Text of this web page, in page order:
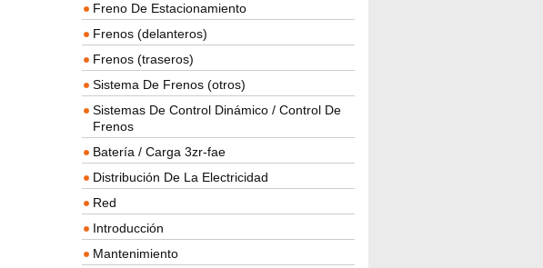
Freno De Estacionamiento
Frenos (delanteros)
Frenos (traseros)
Sistema De Frenos (otros)
Sistemas De Control Dinámico / Control De
Frenos
Batería / Carga 3zr-fae
Distribución De La Electricidad
Red
Introducción
Mantenimiento